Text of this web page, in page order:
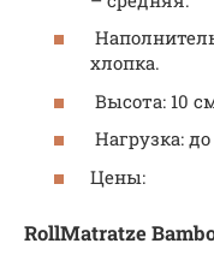
хлопка.
Высота: 10
Нагрузка: до
Цены:
RollMatratze